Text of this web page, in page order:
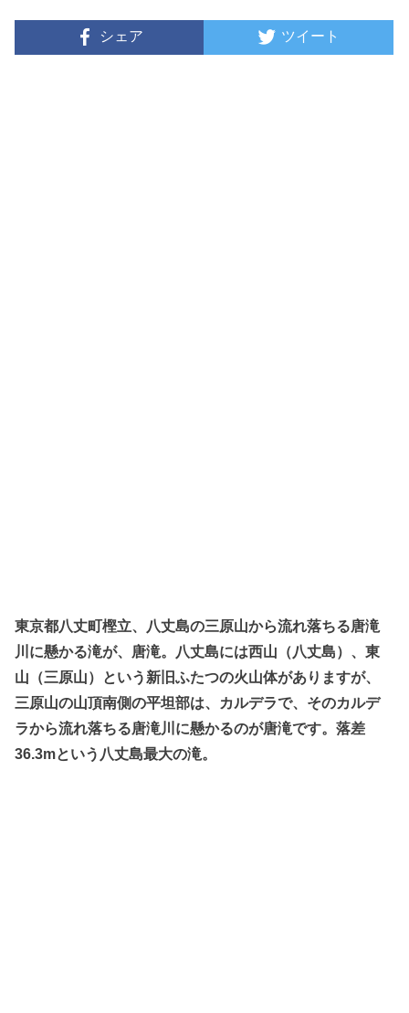
シェア ツイート
東京都八丈町樫立、八丈島の三原山から流れ落ちる唐滝
川に懸かる滝が、唐滝。八丈島には西山（八丈島）、東
山（三原山）という新旧ふたつの火山体がありますが、
三原山の山頂南側の平坦部は、カルデラで、そのカルデ
ラから流れ落ちる唐滝川に懸かるのが唐滝です。落差
36.3mという八丈島最大の滝。